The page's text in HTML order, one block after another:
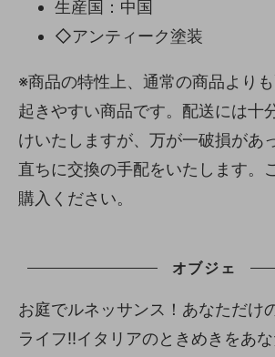
生産国：中国
◇アンティーク塗装
※商品の特性上、通常の商品より
起きやすい商品です。配送には十
けいたしますが、万が一破損があ
直ちに交換の手配をいたします。
購入ください。
オブジェ
お庭でルネッサンス！あなただけ
ライフ!!イタリアのときめきをあ